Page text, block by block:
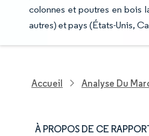
colonnes et poutres en bois
autres) et pays (États-Unis,
Accueil Analyse Du
À PROPOS DE CE